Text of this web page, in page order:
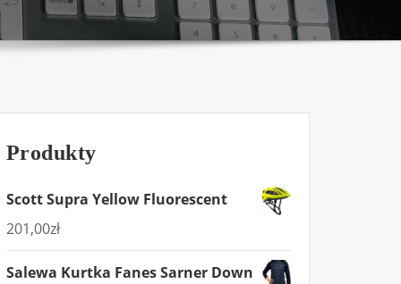
Produkty
Scott Supra Yellow Fluorescent
201,00zł
Salewa Kurtka Fanes Sarner Down